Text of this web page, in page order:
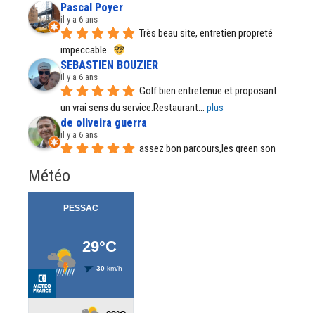
Pascal Poyer
il y a 6 ans
Très beau site, entretien propreté
impeccable...
SEBASTIEN BOUZIER
il y a 6 ans
Golf bien entretenue et proposant
un vrai sens du service.Restaurant... plus
de oliveira guerra
il y a 6 ans
assez bon parcours,les green son
Régine Santos
il y a 7 ans
Meztedu57 .
il y a 7 ans
Pierre Autin
il y a 7 ans
Météo